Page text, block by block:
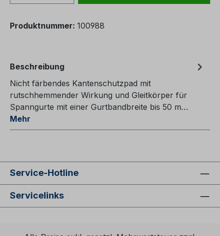
Produktnummer: 100988
Beschreibung
Nicht färbendes Kantenschutzpad mit
rutschhemmender Wirkung und Gleitkörper für
Spanngurte mit einer Gurtbandbreite bis 50 m…
Mehr
Service-Hotline
Servicelinks